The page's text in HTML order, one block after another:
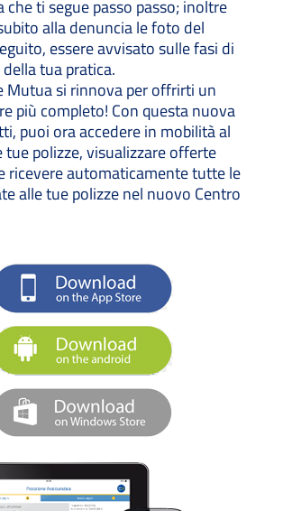
che ti segue passo passo; inoltre
alla denuncia le foto del
essere avvisato sulle fasi di
tua pratica.
Mutua si rinnova per offrirti un
più completo! Con questa nuova
puoi ora accedere in mobilità al
polizze, visualizzare offerte
ricevere automaticamente tutte le
alle tue polizze nel nuovo Centro